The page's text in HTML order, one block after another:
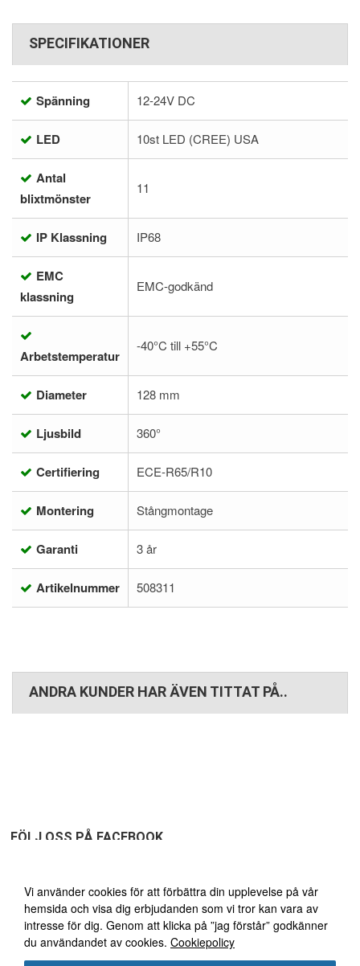
Vi använder cookies för att förbättra din upplevelse på vår
hemsida och visa dig erbjudanden som vi tror kan vara av
intresse för dig. Genom att klicka på ”jag förstår” godkänner
du användandet av cookies. Cookiepolicy
SPECIFIKATIONER
Spänning 12-24V DC
LED 10st LED (CREE) USA
Antal
blixtmönster
11
IP Klassning IP68
EMC
klassning
EMC-godkänd
Arbetstemperatur
-40°C till +55°C
Diameter 128 mm
Ljusbild 360°
Certifiering ECE-R65/R10
Montering Stångmontage
Garanti 3 år
Artikelnummer 508311
ANDRA KUNDER HAR ÄVEN TITTAT PÅ..
FÖLJ OSS PÅ FACEBOOK
FRI FRAKT ÖVER 1495:-30